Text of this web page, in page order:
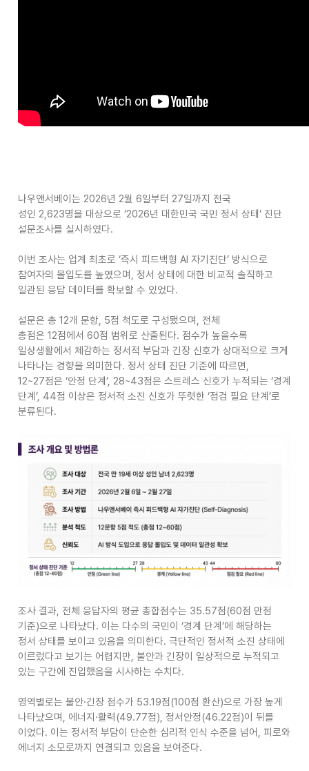
나우앤서베이는 2026년 2월 6일부터 27일까지 전국
성인 2,623명을 대상으로 ‘2026년 대한민국 국민 정서 상태’ 진단
설문조사를 실시하였다.
이번 조사는 업계 최초로 ‘즉시 피드백형 AI 자기진단’ 방식으로
참여자의 몰입도를 높였으며, 정서 상태에 대한 비교적 솔직하고
일관된 응답 데이터를 확보할 수 있었다.
설문은 총 12개 문항, 5점 척도로 구성됐으며, 전체
총점은 12점에서 60점 범위로 산출된다. 점수가 높을수록
일상생활에서 체감하는 정서적 부담과 긴장 신호가 상대적으로 크게
나타나는 경향을 의미한다. 정서 상태 진단 기준에 따르면,
12~27점은 ‘안정 단계’, 28~43점은 스트레스 신호가 누적되는 ‘경계
단계’, 44점 이상은 정서적 소진 신호가 뚜렷한 ‘점검 필요 단계’로
분류된다.
조사 결과, 전체 응답자의 평균 총합점수는 35.57점(60점 만점
기준)으로 나타났다. 이는 다수의 국민이 ‘경계 단계’에 해당하는
정서 상태를 보이고 있음을 의미한다. 극단적인 정서적 소진 상태에
이르렀다고 보기는 어렵지만, 불안과 긴장이 일상적으로 누적되고
있는 구간에 진입했음을 시사하는 수치다.
영역별로는 불안·긴장 점수가 53.19점(100점 환산)으로 가장 높게
나타났으며, 에너지·활력(49.77점), 정서안정(46.22점)이 뒤를
이었다. 이는 정서적 부담이 단순한 심리적 인식 수준을 넘어, 피로와
에너지 소모로까지 연결되고 있음을 보여준다.